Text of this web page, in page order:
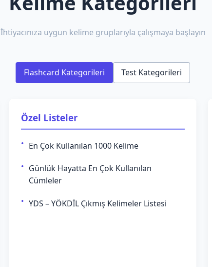
İhtiyacınıza uygun kelime gruplarıyla çalışmaya başlayın
Flashcard Kategorileri Test Kategorileri
Özel Listeler
En Çok Kullanılan 1000 Kelime
Günlük Hayatta En Çok Kullanılan
Cümleler
YDS – YÖKDİL Çıkmış Kelimeler Listesi